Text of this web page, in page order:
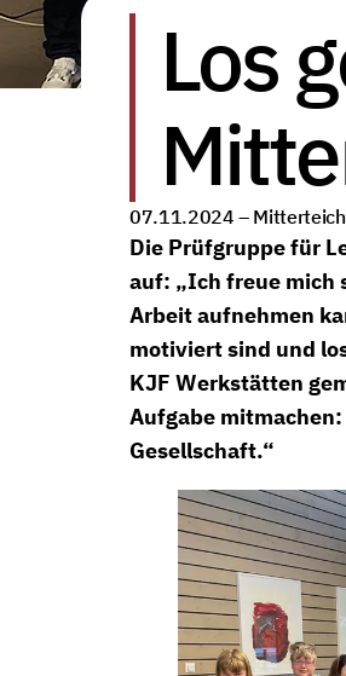
Los
07.11.2024 – Mitterteich
Die Prüfgruppe für
auf: „Ich freue mich
Arbeit aufnehmen
motiviert sind und
KJF Werkstätten
Aufgabe
Gesellschaft.“